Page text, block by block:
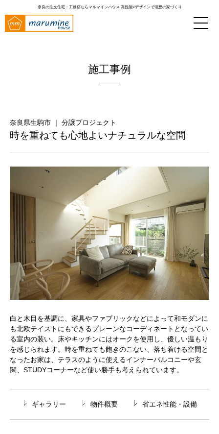
奈良の注文住宅・工務店ならマルマインハウス 高性能×デザインで理想の家づくり
施工事例
奈良県生駒市 ｜ 分譲プロジェクト
時を重ねても心地よいナチュラルな空間
白と木目を基調に、家具やファブリックなどによって和モダンに
も北欧テイストにもできるプレーンなコーディネートとなってい
る室内の装い。床やキッチンにはオークを使用し、優しい温もり
を感じられます。時を重ねても飽きのこない、落ち着ける空間と
なったお家は、テラスのように使えるインナーバルコニーや玄
関、STUDYコーナーなど使い勝手も考えられています。
ギャラリー 物件概要 省エネ性能・設備